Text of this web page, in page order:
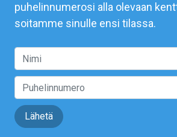
puhelinnumerosi alla olevaan
soitamme sinulle ensi tilassa.
Lähetä